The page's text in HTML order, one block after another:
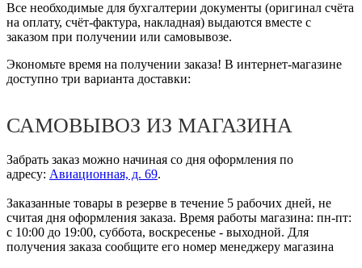
Все необходимые для бухгалтерии документы (оригинал счёта
на оплату, счёт-фактура, накладная) выдаются вместе с
заказом при получении или самовывозе.
Экономьте время на получении заказа! В интернет-магазине
доступно три варианта доставки:
САМОВЫВОЗ ИЗ МАГАЗИНА
Забрать заказ можно начиная со дня оформления по
адресу: Авиационная, д. 69.
Заказанные товары в резерве в течение 5 рабочих дней, не
считая дня оформления заказа. Время работы магазина: пн-пт:
с 10:00 до 19:00, суббота, воскресенье - выходной. Для
получения заказа сообщите его номер менеджеру магазина